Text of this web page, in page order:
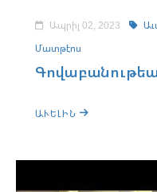
Ապրիլ 02, 2023
Մատթէոս
ԱՒԵԼԻՆ